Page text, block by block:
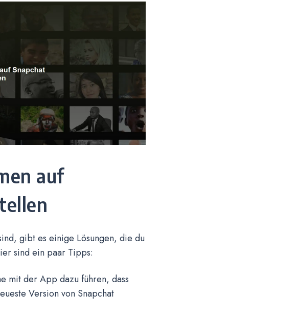
auf
gibt es einige Lösungen, die du
sind ein paar Tipps:
mit der App dazu führen, dass
Version von Snapchat